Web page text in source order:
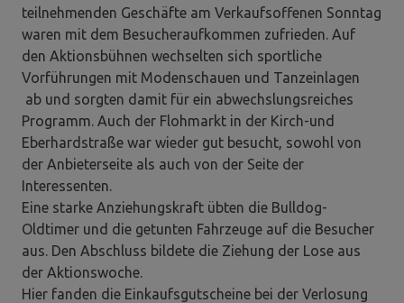
teilnehmenden Geschäfte am Verkaufsoffenen Sonntag
waren mit dem Besucheraufkommen zufrieden. Auf
den Aktionsbühnen wechselten sich sportliche
Vorführungen mit Modenschauen und Tanzeinlagen
ab und sorgten damit für ein abwechslungsreiches
Programm. Auch der Flohmarkt in der Kirch-und
Eberhardstraße war wieder gut besucht, sowohl von
der Anbieterseite als auch von der Seite der
Interessenten.
Eine starke Anziehungskraft übten die Bulldog-
Oldtimer und die getunten Fahrzeuge auf die Besucher
aus. Den Abschluss bildete die Ziehung der Lose aus
der Aktionswoche.
Hier fanden die Einkaufsgutscheine bei der Verlosung